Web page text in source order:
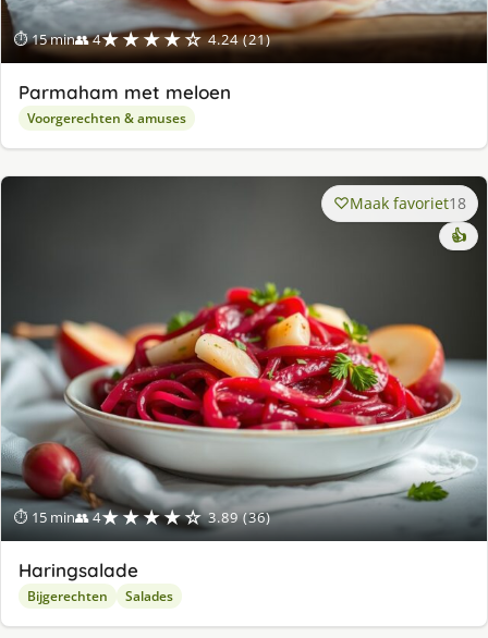
⏱ 15 min👥 4★★★★☆ 4.24 (21)
Parmaham met meloen
Voorgerechten & amuses
⏱ 15 min👥 4★★★★☆ 3.89 (36)
Maak favoriet18
👍
Haringsalade
Bijgerechten Salades